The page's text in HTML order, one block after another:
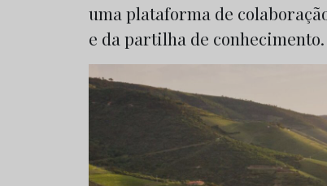
uma plataforma de
e da partilha de conhecimento.